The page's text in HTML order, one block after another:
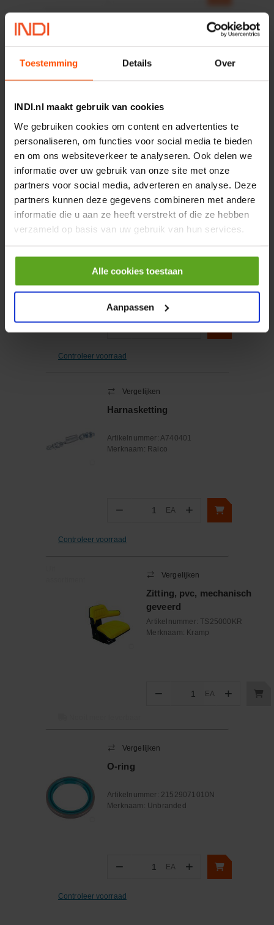
Toestemming Details Over
INDI.nl maakt gebruik van cookies
We gebruiken cookies om content en advertenties te
personaliseren, om functies voor social media te bieden
en om ons websiteverkeer te analyseren. Ook delen we
informatie over uw gebruik van onze site met onze
partners voor social media, adverteren en analyse. Deze
partners kunnen deze gegevens combineren met andere
informatie die u aan ze heeft verstrekt of die ze hebben
verzameld op basis van uw gebruik van hun services.
Alle cookies toestaan
Aanpassen
HP 12 MOTOR B14 380VAC
Merknaam:Emmegi
− +
Onlangs bekeken:
Cilindrische schroef met
Artikelnummer:84510RVSP025
Merknaam:
− Aantal +
Controleer voorraad
Vergelijken
Harnasketting
Artikelnummer: A740401
Merknaam: Raico
− Aantal
EA +
Controleer voorraad
Vergelijken
Zitting, pvc, mechanisch
geveerd
Artikelnummer:TS25000KR
Merknaam: Kramp
− Aantal
EA +
Vergelijken
O-ring
Artikelnummer: 21529071010N
Merknaam: Unbranded
− Aantal
EA +
Controleer voorraad